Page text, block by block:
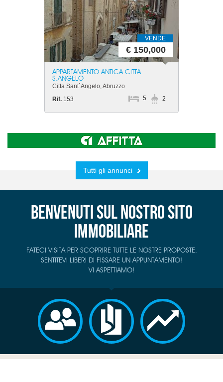
VENDE
€ 150,000
APPARTAMENTO ANTICA CITTA
S.ANGELO
Citta Sant`Angelo, Abruzzo
Rif. 153 2
5
Tutti gli annunci
Benvenuti sul nostro sito
immobiliare
FATECI VISITA PER SCOPRIRE TUTTE LE NOSTRE PROPOSTE.
SENTITEVI LIBERI DI FISSARE UN APPUNTAMENTO!
VI ASPETTIAMO!